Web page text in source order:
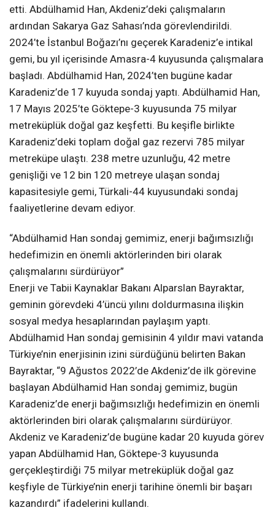
etti. Abdülhamid Han, Akdeniz’deki çalışmaların
ardından Sakarya Gaz Sahası’nda görevlendirildi.
2024’te İstanbul Boğazı’nı geçerek Karadeniz’e intikal
gemi, bu yıl içerisinde Amasra-4 kuyusunda çalışmalara
başladı. Abdülhamid Han, 2024’ten bugüne kadar
Karadeniz’de 17 kuyuda sondaj yaptı. Abdülhamid Han,
17 Mayıs 2025’te Göktepe-3 kuyusunda 75 milyar
metreküplük doğal gaz keşfetti. Bu keşifle birlikte
Karadeniz’deki toplam doğal gaz rezervi 785 milyar
metreküpe ulaştı. 238 metre uzunluğu, 42 metre
genişliği ve 12 bin 120 metreye ulaşan sondaj
kapasitesiyle gemi, Türkali-44 kuyusundaki sondaj
faaliyetlerine devam ediyor.
“Abdülhamid Han sondaj gemimiz, enerji bağımsızlığı
hedefimizin en önemli aktörlerinden biri olarak
çalışmalarını sürdürüyor”
Enerji ve Tabii Kaynaklar Bakanı Alparslan Bayraktar,
geminin görevdeki 4’üncü yılını doldurmasına ilişkin
sosyal medya hesaplarından paylaşım yaptı.
Abdülhamid Han sondaj gemisinin 4 yıldır mavi vatanda
Türkiye’nin enerjisinin izini sürdüğünü belirten Bakan
Bayraktar, “9 Ağustos 2022’de Akdeniz’de ilk görevine
başlayan Abdülhamid Han sondaj gemimiz, bugün
Karadeniz’de enerji bağımsızlığı hedefimizin en önemli
aktörlerinden biri olarak çalışmalarını sürdürüyor.
Akdeniz ve Karadeniz’de bugüne kadar 20 kuyuda görev
yapan Abdülhamid Han, Göktepe-3 kuyusunda
gerçekleştirdiği 75 milyar metreküplük doğal gaz
keşfiyle de Türkiye’nin enerji tarihine önemli bir başarı
kazandırdı” ifadelerini kullandı.